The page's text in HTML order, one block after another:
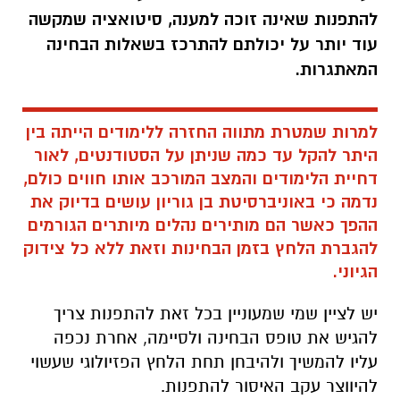
להתפנות שאינה זוכה למענה, סיטואציה שמקשה
עוד יותר על יכולתם להתרכז בשאלות הבחינה
המאתגרות.
למרות שמטרת מתווה החזרה ללימודים הייתה בין
היתר להקל עד כמה שניתן על הסטודנטים, לאור
דחיית הלימודים והמצב המורכב אותו חווים כולם,
נדמה כי באוניברסיטת בן גוריון עושים בדיוק את
ההפך כאשר הם מותירים נהלים מיותרים הגורמים
להגברת הלחץ בזמן הבחינות וזאת ללא כל צידוק
הגיוני.
יש לציין שמי שמעוניין בכל זאת להתפנות צריך
להגיש את טופס הבחינה ולסיימה, אחרת נכפה
עליו להמשיך ולהיבחן תחת הלחץ הפזיולוגי שעשוי
להיווצר עקב האיסור להתפנות.